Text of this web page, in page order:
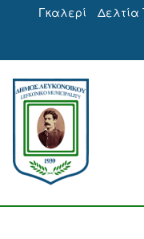
Γκαλερί Δελτία